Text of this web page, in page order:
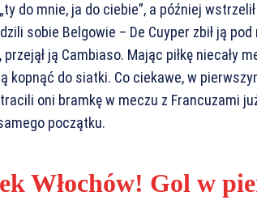
do mnie, ja do ciebie”, a później
sobie Belgowie – De Cuyper zbił ją
ją Cambiaso. Mając piłkę niecały
kopnąć do siatki. Co ciekawe, w
oni bramkę w meczu z Francuzami
początku.
Włochów! Gol w